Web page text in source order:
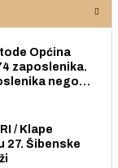
Općina
zaposlenika.
nego
/ Klape
27. Šibenske